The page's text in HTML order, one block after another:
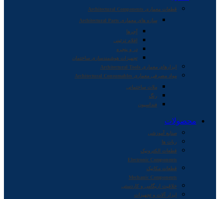
قطعات معماری Architectural Components
سازه های معماری Architectural Parts
آجرها
اقلام تزئینی
در و پنجره
تجهیزات هوشمندسازی ساختمان
ابزارهای معماری Architectural Tools
مواد مصرفی معماری Architectural Consumables
ملات ساختمانی
رنگ
فنداسیون
محصولات
صنایع آموزشی
ربات ها
قطعات الکترونیک
Electronic Components
قطعات مکانیک
Mechanic Components
خلاقیت اریگامی و کاردستی
ابزار آلات و تجهیزات